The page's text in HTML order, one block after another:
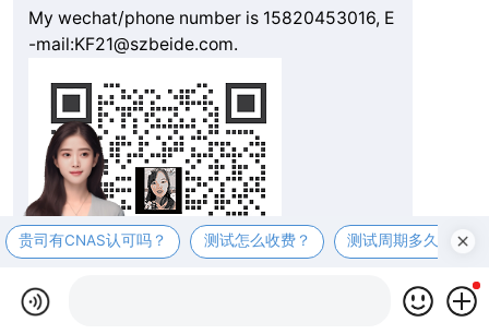
My wechat/phone number is 15820453016, E
-mail:KF21@szbeide.com.
贵司有CNAS认可吗？ 测试怎么收费？ 测试周期多久？